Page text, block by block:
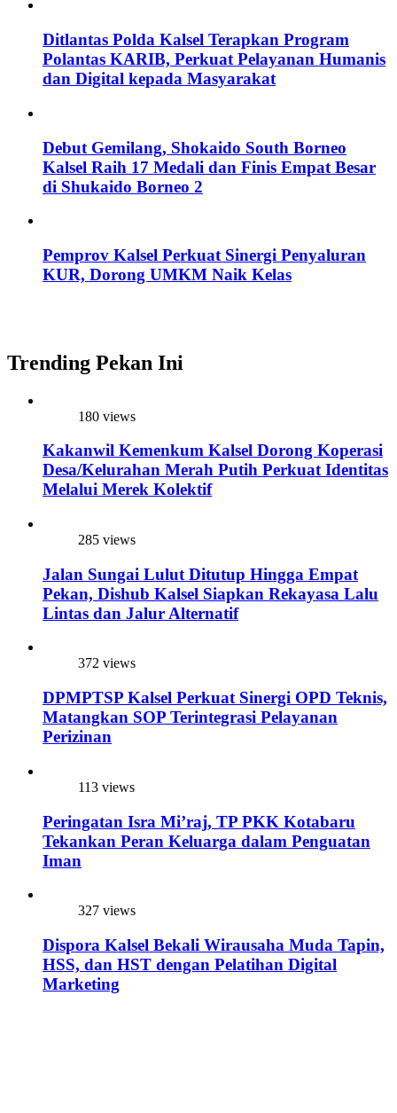
Ditlantas Polda Kalsel Terapkan Program
Polantas KARIB, Perkuat Pelayanan Humanis
dan Digital kepada Masyarakat
Debut Gemilang, Shokaido South Borneo
Kalsel Raih 17 Medali dan Finis Empat Besar
di Shukaido Borneo 2
Pemprov Kalsel Perkuat Sinergi Penyaluran
KUR, Dorong UMKM Naik Kelas
Trending Pekan Ini
180 views
Kakanwil Kemenkum Kalsel Dorong Koperasi
Desa/Kelurahan Merah Putih Perkuat Identitas
Melalui Merek Kolektif
285 views
Jalan Sungai Lulut Ditutup Hingga Empat
Pekan, Dishub Kalsel Siapkan Rekayasa Lalu
Lintas dan Jalur Alternatif
372 views
DPMPTSP Kalsel Perkuat Sinergi OPD Teknis,
Matangkan SOP Terintegrasi Pelayanan
Perizinan
113 views
Peringatan Isra Mi’raj, TP PKK Kotabaru
Tekankan Peran Keluarga dalam Penguatan
Iman
327 views
Dispora Kalsel Bekali Wirausaha Muda Tapin,
HSS, dan HST dengan Pelatihan Digital
Marketing